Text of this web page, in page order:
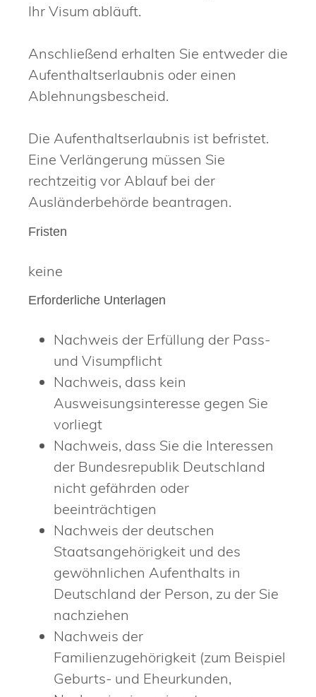
Ihr Visum abläuft.
Anschließend erhalten Sie entweder die
Aufenthaltserlaubnis oder einen
Ablehnungsbescheid.
Die Aufenthaltserlaubnis ist befristet.
Eine Verlängerung müssen Sie
rechtzeitig vor Ablauf bei der
Ausländerbehörde beantragen.
Fristen
keine
Erforderliche Unterlagen
Nachweis der Erfüllung der Pass-
und Visumpflicht
Nachweis, dass kein
Ausweisungsinteresse gegen Sie
vorliegt
Nachweis, dass Sie die Interessen
der Bundesrepublik Deutschland
nicht gefährden oder
beeinträchtigen
Nachweis der deutschen
Staatsangehörigkeit und des
gewöhnlichen Aufenthalts in
Deutschland der Person, zu der Sie
nachziehen
Nachweis der
Familienzugehörigkeit (zum Beispiel
Geburts- und Eheurkunden,